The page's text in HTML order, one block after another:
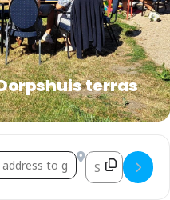
terras
[] Destination